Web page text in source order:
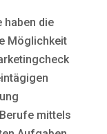
haben die
Möglichkeit
mittels